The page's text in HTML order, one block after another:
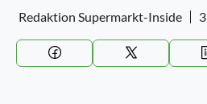
Redaktion Supermarkt-Inside